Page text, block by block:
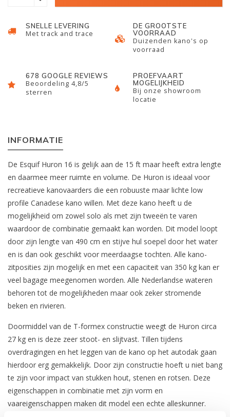
SNELLE LEVERING
Met track and trace
DE GROOTSTE
VOORRAAD
Duizenden kano's op
voorraad
678 GOOGLE REVIEWS
Beoordeling 4,8/5
sterren
PROEFVAART
MOGELIJKHEID
Bij onze showroom
locatie
INFORMATIE
De Esquif Huron 16 is gelijk aan de 15 ft maar heeft extra lengte
en daarmee meer ruimte en volume. De Huron is ideaal voor
recreatieve kanovaarders die een robuuste maar lichte low
profile Canadese kano willen. Met deze kano heeft u de
mogelijkheid om zowel solo als met zijn tweeën te varen
waardoor de combinatie gemaakt kan worden. Dit model loopt
door zijn lengte van 490 cm en stijve hul soepel door het water
en is dan ook geschikt voor meerdaagse tochten. Alle kano-
zitposities zijn mogelijk en met een capaciteit van 350 kg kan er
veel bagage meegenomen worden. Alle Nederlandse wateren
behoren tot de mogelijkheden maar ook zeker stromende
beken en rivieren.
Doormiddel van de T-formex constructie weegt de Huron circa
27 kg en is deze zeer stoot- en slijtvast. Tillen tijdens
overdragingen en het leggen van de kano op het autodak gaan
hierdoor erg gemakkelijk. Door zijn constructie hoeft u niet bang
te zijn voor impact van stukken hout, stenen en rotsen. Deze
eigenschappen in combinatie met zijn vorm en
vaareigenschappen maken dit model een echte alleskunner.